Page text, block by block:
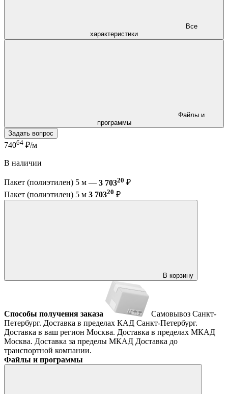
характеристики
программы
Задать вопрос
74064 ₽/м
В наличии
Пакет (полиэтилен) 5 м — 3 70320 ₽
Пакет (полиэтилен) 5 м 3 70320 ₽
В корзину
Способы получения заказа Самовывоз Санкт-
Петербург. Доставка в пределах КАД Санкт-Петербург.
Доставка в ваш регион Москва. Доставка в пределах МКАД
Москва. Доставка за пределы МКАД Доставка до
транспортной компании.
Файлы и программы